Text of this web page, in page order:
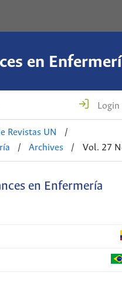
en
Login
Revistas UN
/
/ Archives / Vol. 27
en Enfermería